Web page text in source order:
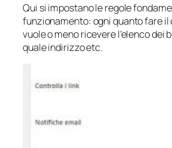
Qui si impostano le regole
funzionamento: ogni quanto fare il
vuole o meno ricevere l’elenco dei
quale indirizzo etc.